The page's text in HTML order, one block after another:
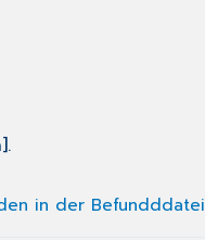
in der Befundddatei